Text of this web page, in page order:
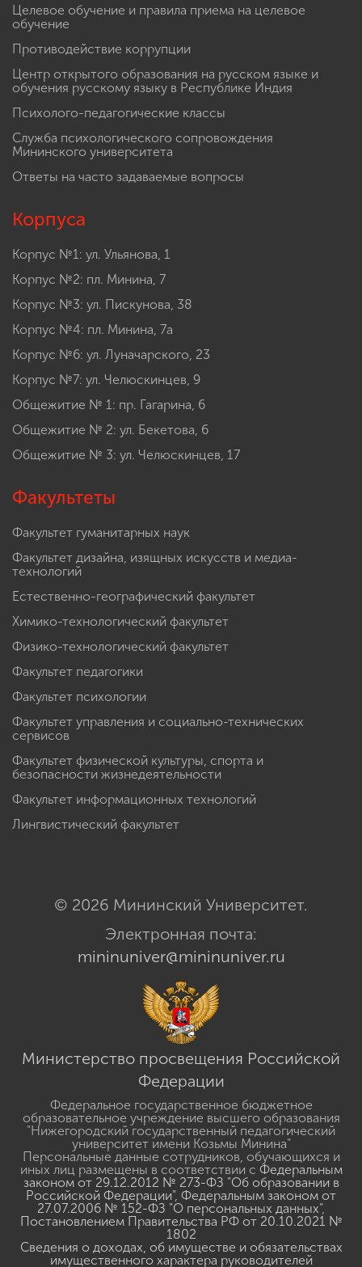
Целевое обучение и правила приема на целевое
обучение
Противодействие коррупции
Центр открытого образования на русском языке и
обучения русскому языку в Республике Индия
Психолого-педагогические классы
Служба психологического сопровождения
Мининского университета
Ответы на часто задаваемые вопросы
Корпуса
Корпус №1: ул. Ульянова, 1
Корпус №2: пл. Минина, 7
Корпус №3: ул. Пискунова, 38
Корпус №4: пл. Минина, 7а
Корпус №6: ул. Луначарского, 23
Корпус №7: ул. Челюскинцев, 9
Общежитие № 1: пр. Гагарина, 6
Общежитие № 2: ул. Бекетова, 6
Общежитие № 3: ул. Челюскинцев, 17
Факультеты
Факультет гуманитарных наук
Факультет дизайна, изящных искусств и медиа-
технологий
Естественно-географический факультет
Химико-технологический факультет
Физико-технологический факультет
Факультет педагогики
Факультет психологии
Факультет управления и социально-технических
сервисов
Факультет физической культуры, спорта и
безопасности жизнедеятельности
Факультет информационных технологий
Лингвистический факультет
© 2026 Мининский Университет.
Электронная почта:
mininuniver@mininuniver.ru
Министерство просвещения Российской
Федерации
Федеральное государственное бюджетное
образовательное учреждение высшего образования
"Нижегородский государственный педагогический
университет имени Козьмы Минина"
Персональные данные сотрудников, обучающихся и
иных лиц размещены в соответствии с Федеральным
законом от 29.12.2012 № 273-ФЗ "Об образовании в
Российской Федерации", Федеральным законом от
27.07.2006 № 152-ФЗ "О персональных данных",
Постановлением Правительства РФ от 20.10.2021 №
1802
Сведения о доходах, об имуществе и обязательствах
имущественного характера руководителей